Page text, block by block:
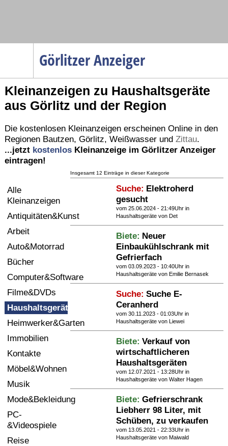
Görlitzer Anzeiger
Menüpunkte
Startseite
Politik
Wirtschaft
Service
Gesundheit
Termine
Kostenlos
Kleinanzeigen zu Haushaltsgeräte
aus Görlitz und der Region
Die kostenlosen Kleinanzeigen erscheinen Online in den
Regionen Bautzen, Görlitz, Weißwasserund Zittau.
...jetzt kostenlosKleinanzeige im Görlitzer Anzeiger
eintragen!
Insgesamt 12 Einträge in dieser Kategorie
Alle
Kleinanzeigen
Antiquitäten&Kunst
Arbeit
Auto&Motorrad
Bücher
Computer&Software
Filme&DVDs
Haushaltsgeräte
Heimwerker&Garten
Immobilien
Kontakte
Möbel&Wohnen
Musik
Mode&Bekleidung
PC-
&Videospiele
Reise
Suche: Elektroherd
gesucht
vom 25.06.2024 - 21:49Uhr in
Haushaltsgeräte von Det
Biete: Neuer
Einbaukühlschrank mit
Gefrierfach
vom 03.09.2023 - 10:40Uhr in
Haushaltsgeräte von Emilie Bernasek
Suche: Suche E-
Ceranherd
vom 30.11.2023 - 01:03Uhr in
Haushaltsgeräte von Liewei
Biete: Verkauf von
wirtschaftlicheren
Haushaltsgeräten
vom 12.07.2021 - 13:28Uhr in
Haushaltsgeräte von Walter Hagen
Biete: Gefrierschrank
Liebherr 98 Liter, mit
Schüben, zu verkaufen
vom 13.05.2021 - 22:33Uhr in
Haushaltsgeräte von Maiwald